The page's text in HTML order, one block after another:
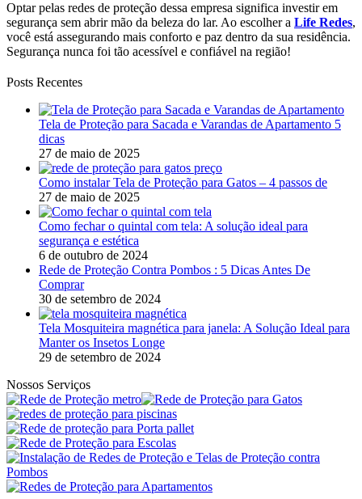
Optar pelas redes de proteção dessa empresa significa investir em
segurança sem abrir mão da beleza do lar. Ao escolher a Life Redes,
você está assegurando mais conforto e paz dentro da sua residência.
Segurança nunca foi tão acessível e confiável na região!
Posts Recentes
Tela de Proteção para Sacada e Varandas de Apartamento 5
dicas
27 de maio de 2025
Como instalar Tela de Proteção para Gatos – 4 passos de
27 de maio de 2025
Como fechar o quintal com tela: A solução ideal para
segurança e estética
6 de outubro de 2024
Rede de Proteção Contra Pombos : 5 Dicas Antes De
Comprar
30 de setembro de 2024
Tela Mosquiteira magnética para janela: A Solução Ideal para
Manter os Insetos Longe
29 de setembro de 2024
Nossos Serviços